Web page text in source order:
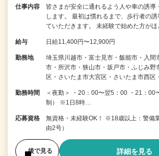
仕事内容
皆さまが安全に通れるよう人や車の誘導
します。 最初は慣れるまで、歩行者の
ていただきます。 未経験で始めた方が
給与 日給11,400円〜12,900円
勤務地
埼玉県川越市・富士見市・飯能市・入間
市・所沢市・狭山市・坂戸市・ふじみ野
区・さいたま市大宮区・さいたま市西区
勤務時間
＜夜勤＞ ・20：00〜翌5：00 ・21：00
制） ※1日8時…
応募資格
無資格・未経験OK！ ※18歳以上：警備
由2号）
後で見る 詳細を見る